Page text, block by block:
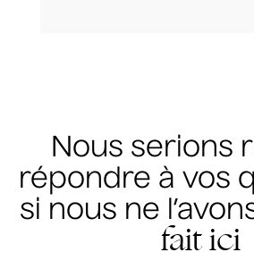
Nous serions
répondre à vos
si nous ne
fait ici